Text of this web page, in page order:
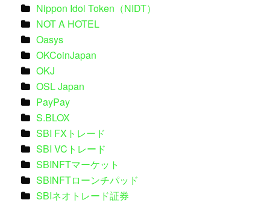
Nippon Idol Token（NIDT）
NOT A HOTEL
Oasys
OKCoinJapan
OKJ
OSL Japan
PayPay
S.BLOX
SBI FXトレード
SBI VCトレード
SBINFTマーケット
SBINFTローンチパッド
SBIネオトレード証券